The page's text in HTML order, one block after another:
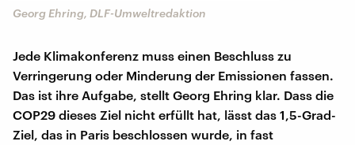
Georg Ehring, DLF-Umweltredaktion
Jede Klimakonferenz muss einen Beschluss zu
Verringerung oder Minderung der Emissionen fassen.
Das ist ihre Aufgabe, stellt Georg Ehring klar. Dass die
COP29 dieses Ziel nicht erfüllt hat, lässt das 1,5-Grad-
Ziel, das in Paris beschlossen wurde, in fast